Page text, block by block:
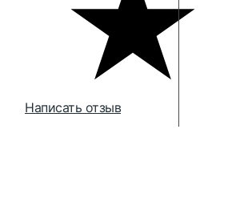
Написать отзыв